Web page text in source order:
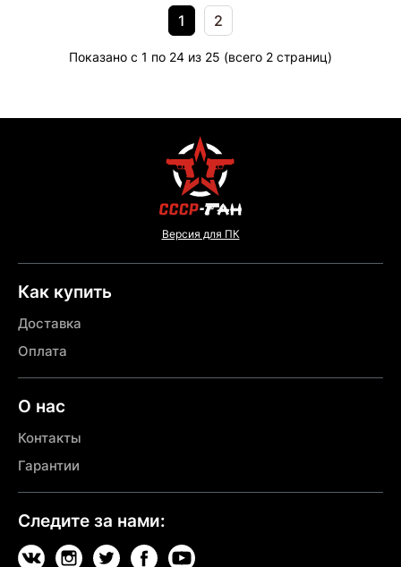
1 2
Показано с 1 по 24 из 25 (всего 2 страниц)
Версия для ПК
Как купить
Доставка
Оплата
О нас
Контакты
Гарантии
Следите за нами: